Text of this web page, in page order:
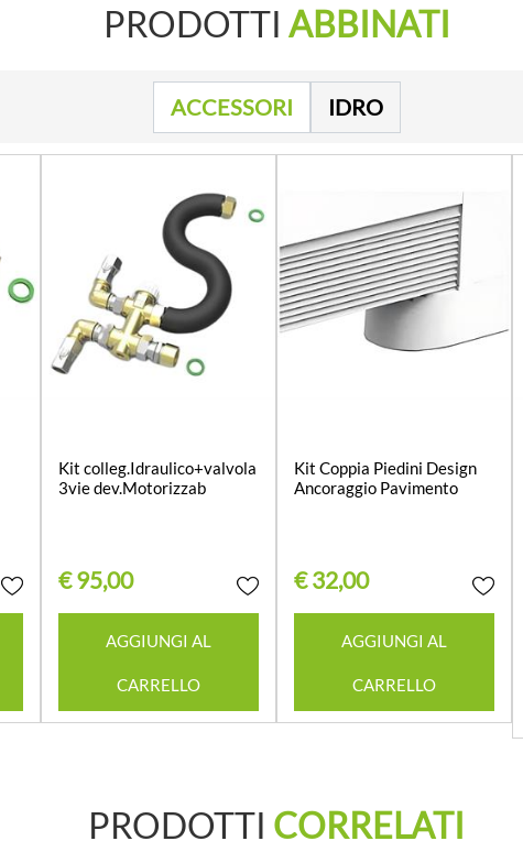
PRODOTTI ABBINATI
ACCESSORI IDRO
Kit colleg.Idraulico+valvola
3vie dev.Motorizzab
€ 95,00
AGGIUNGI AL
CARRELLO
Kit Coppia Piedini Design
Ancoraggio Pavimento
€ 32,00
AGGIUNGI AL
CARRELLO
PRODOTTI CORRELATI